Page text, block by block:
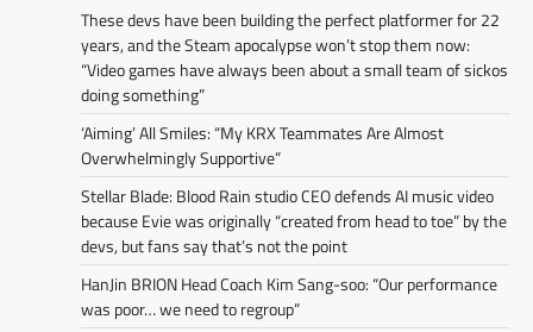
These devs have been building the perfect platformer for 22
years, and the Steam apocalypse won’t stop them now:
“Video games have always been about a small team of sickos
doing something”
‘Aiming’ All Smiles: “My KRX Teammates Are Almost
Overwhelmingly Supportive”
Stellar Blade: Blood Rain studio CEO defends AI music video
because Evie was originally “created from head to toe” by the
devs, but fans say that’s not the point
HanJin BRION Head Coach Kim Sang-soo: “Our performance
was poor… we need to regroup”